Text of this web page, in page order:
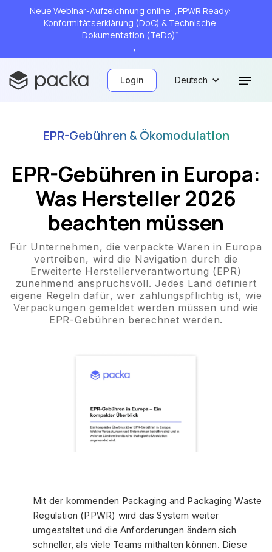
Neue Webinar-Aufzeichnung online: „PPWR Ready:
Konformitätserklärung (DoC) & Technische
Dokumentation (TeDo)“
→
Login Deutsch
EPR-Gebühren & Ökomodulation
EPR-Gebühren in Europa:
Was Hersteller 2026
beachten müssen
Für Unternehmen, die verpackte Waren in Europa
vertreiben, wird die Navigation durch die
Erweiterte Herstellerverantwortung (EPR)
zunehmend anspruchsvoll. Jedes Land definiert
eigene Regeln dafür, wer zahlungspflichtig ist, wie
Verpackungen gemeldet werden müssen und wie
EPR-Gebühren berechnet werden.
Mit der kommenden Packaging and Packaging Waste
Regulation (PPWR) wird das System weiter
umgestaltet und die Anforderungen ändern sich
schneller, als viele Teams mithalten können. Diese